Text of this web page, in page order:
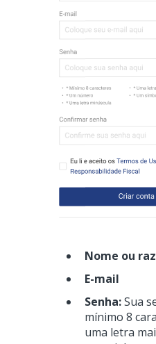
Nome ou
E-mail
Senha:Sua
mínimo 8
uma letra